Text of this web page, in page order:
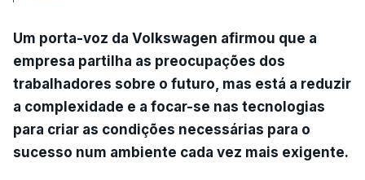
Um porta-voz da Volkswagen afirmou que a
empresa partilha as preocupações dos
trabalhadores sobre o futuro, mas está a reduzir
a complexidade e a focar-se nas tecnologias
para criar as condições necessárias para o
sucesso num ambiente cada vez mais exigente.